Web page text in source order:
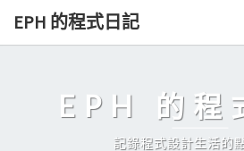
Skip
EPH 的程式日記
EPH 的程
記錄程式設計生活的